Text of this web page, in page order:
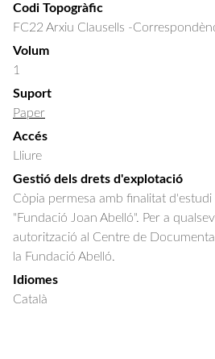
Codi Topogràfic
FC22 Arxiu Clausells -
Volum
1
Suport
Paper
Accés
Lliure
Gestió dels drets d'explotació
Còpia permesa amb finalitat
"Fundació Joan Abelló". Per a
autorització al Centre de
la Fundació Abelló.
Idiomes
Català